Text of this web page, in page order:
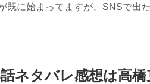
既に始まってますが、SNSで出
ネタバレ感想は高